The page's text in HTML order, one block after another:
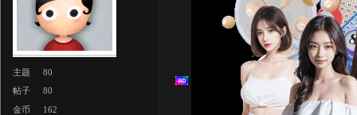
主题
80
帖子
80
金币
162